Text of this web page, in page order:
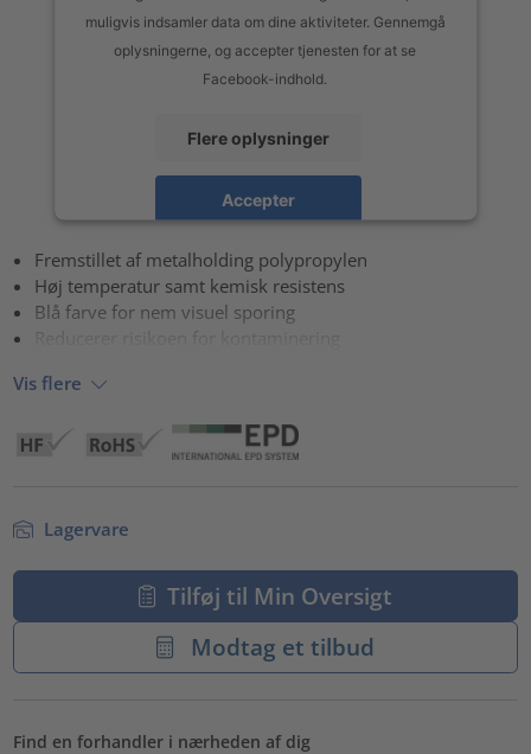
muligvis indsamler data om dine aktiviteter. Gennemgå
oplysningerne, og accepter tjenesten for at se
Facebook-indhold.
Flere oplysninger
Accepter
Fremstillet af metalholding polypropylen
Høj temperatur samt kemisk resistens
Blå farve for nem visuel sporing
Reducerer risikoen for kontaminering
Vis flere
Lagervare
Tilføj til Min Oversigt
Modtag et tilbud
Find en forhandler i nærheden af dig